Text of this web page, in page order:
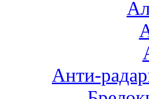
Анти-